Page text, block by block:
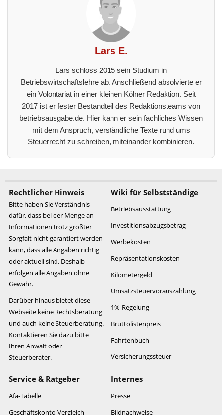
Lars E.
Lars schloss 2015 sein Studium in
Betriebswirtschaftslehre ab. Anschließend absolvierte er
ein Volontariat in einer kleinen Kölner Redaktion. Seit
2017 ist er fester Bestandteil des Redaktionsteams von
betriebsausgabe.de. Hier kann er sein fachliches Wissen
mit dem Anspruch, verständliche Texte rund ums
Steuerrecht zu schreiben, miteinander kombinieren.
Rechtlicher Hinweis
Bitte haben Sie Verständnis
dafür, dass bei der Menge an
Informationen trotz größter
Sorgfalt nicht garantiert werden
kann, dass alle Angaben richtig
oder aktuell sind. Deshalb
erfolgen alle Angaben ohne
Gewähr.
Darüber hinaus bietet diese
Webseite keine Rechtsberatung
und auch keine Steuerberatung.
Kontaktieren Sie dazu bitte
Ihren Anwalt oder
Steuerberater.
Wiki für Selbstständige
Betriebsausstattung
Investitionsabzugsbetrag
Werbekosten
Repräsentationskosten
Kilometergeld
Umsatzsteuervorauszahlung
1%-Regelung
Bruttolistenpreis
Fahrtenbuch
Versicherungssteuer
Service & Ratgeber
Afa-Tabelle
Geschäftskonto-Vergleich
Internes
Presse
Bildnachweise